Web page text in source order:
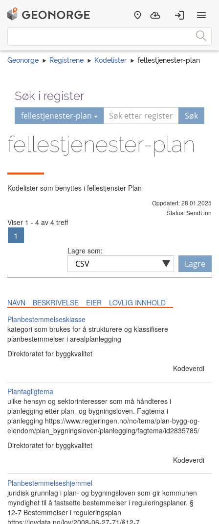
Geonorge Registrene Kodelister fellestjenester-plan
Søk i register
fellestjenester-plan Søk
fellestjenester-plan
Kodelister som benyttes i fellestjenster Plan
Oppdatert: 28.01.2025
Status: Sendt inn
Viser 1 - 4 av 4 treff
1
Lagre som:
Lagre
NAVN BESKRIVELSE EIER
LOVLIG INNHOLD
Planbestemmelsesklasse
kategori som brukes for å strukturere og klassifisere
planbestemmelser i arealplanlegging
Direktoratet for byggkvalitet
Kodeverdi
Planfagligtema
ulike hensyn og sektorinteresser som må håndteres i
planlegging etter plan- og bygningsloven. Fagtema i
planlegging https://www.regjeringen.no/no/tema/plan-bygg-og-
eiendom/plan_bygningsloven/planlegging/fagtema/id2835785/
Direktoratet for byggkvalitet
Kodeverdi
Planbestemmelseshjemmel
juridisk grunnlag i plan- og bygningsloven som gir kommunen
myndighet til å fastsette bestemmelser i reguleringsplaner. §
12-7 Bestemmelser i reguleringsplan
https://lovdata.no/lov/2008-06-27-71/§12-7